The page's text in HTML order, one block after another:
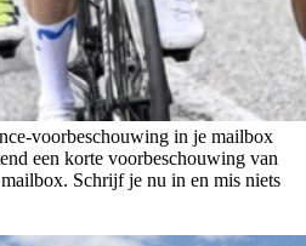
voorbeschouwing in je mailbox
een korte voorbeschouwing van
Schrijf je nu in en mis niets